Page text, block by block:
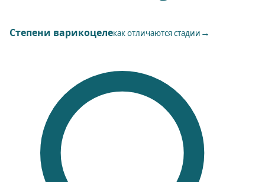
Степени варикоцелекак отличаются стадии →